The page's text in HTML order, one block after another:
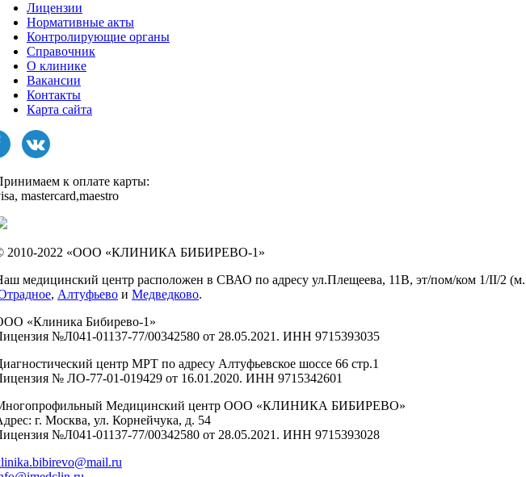
Лицензии
Нормативные акты
Контролирующие органы
Справочник
О клинике
Вакансии
Контакты
Карта сайта
к оплате карты:
mastercard,maestro
2010-2022 «ООО «КЛИНИКА БИБИРЕВО-1»
медицинский центр расположен в СВАО по адресу ул.Плещеева, 11В, эт/пом/ком 1/II/2
, Алтуфьево и Медведково.
«Клиника Бибирево-1»
№Л041-01137-77/00342580 от 28.05.2021. ИНН 9715393035
центр МРТ по адресу Алтуфьевское шоссе 66 стр.1
№ ЛО-77-01-019429 от 16.01.2020. ИНН 9715342601
Медицинский центр ООО «КЛИНИКА БИБИРЕВО»
г. Москва, ул. Корнейчука, д. 54
№Л041-01137-77/00342580 от 28.05.2021. ИНН 9715393028